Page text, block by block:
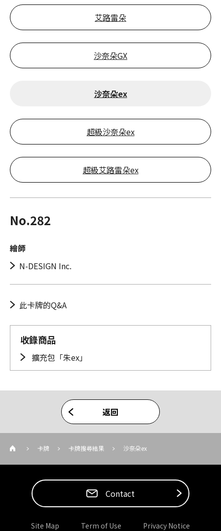
艾路雷朵
沙奈朵GX
沙奈朵ex
超級沙奈朵ex
超級艾路雷朵ex
No.282
繪師
N-DESIGN Inc.
此卡牌的Q&A
收錄商品
擴充包「朱ex」
返回
卡牌 卡牌搜尋結果 沙奈朵ex
Contact
Site Map Term of Use Privacy Notice